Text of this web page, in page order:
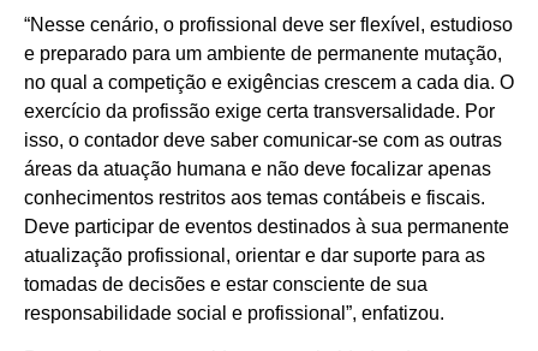
“Nesse cenário, o profissional deve ser flexível, estudioso
e preparado para um ambiente de permanente mutação,
no qual a competição e exigências crescem a cada dia. O
exercício da profissão exige certa transversalidade. Por
isso, o contador deve saber comunicar-se com as outras
áreas da atuação humana e não deve focalizar apenas
conhecimentos restritos aos temas contábeis e fiscais.
Deve participar de eventos destinados à sua permanente
atualização profissional, orientar e dar suporte para as
tomadas de decisões e estar consciente de sua
responsabilidade social e profissional”, enfatizou.